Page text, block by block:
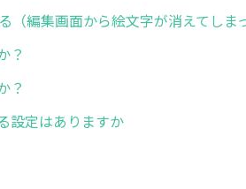
（編集画面から絵文字が消えてしま
？
？
設定はありますか